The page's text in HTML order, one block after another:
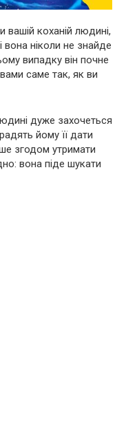
вашій коханій людині,
вона ніколи не знайде
випадку він почне
саме так, як ви
дуже захочеться
йому її дати
згодом утримати
вона піде шукати